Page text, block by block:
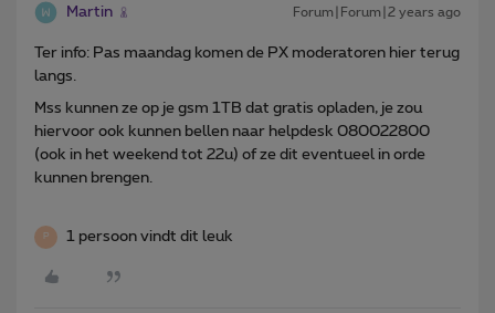
Martin Forum|Forum|2 years ago
Ter info: Pas maandag komen de PX moderatoren hier terug
langs.
Mss kunnen ze op je gsm 1TB dat gratis opladen, je zou
hiervoor ook kunnen bellen naar helpdesk 080022800
(ook in het weekend tot 22u) of ze dit eventueel in orde
kunnen brengen.
P 1 persoon vindt dit leuk